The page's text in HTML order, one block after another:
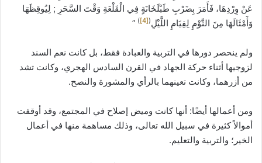
عَنْ وِرْدِهَا، فَأَمَرَ بِضَرْبِ طَبْلَخَانَةٍ فِي الْقَلْعَةِ وَقْتَ السَّحَرِ ; لِيُوقِظَهَا
وَأَمْثَالَهَا مِنَ النَّوْمِ لِقِيَامِ اللَّيْلِ(
[4]
)
”
ولم ينحصر دورها في التربية والعبادة فقط، بل كانت نعم السند
لزوجيها أثناء حركة الجهاد في القرن السادس الهجري، وكانت تشد
من أزرهما، وكانت تعينهما بالرأي والمشورة والنصح.
ومن أعمالها أيضًا: أنها كانت وميض إصلاح في المجتمع، وقد أوقفت
أموالاً كثيرة في سبيل الله تعالى، وذلك مساهمة منها في أعمال
الخير؛ والتربية والتعليم.